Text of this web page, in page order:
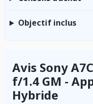
Objectif inclus
Avis Sony
f/1.4 GM -
Hybride